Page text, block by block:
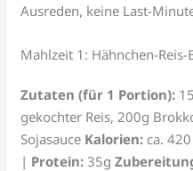
Ausreden, keine Last-
Mahlzeit 1: Hähnchen-Reis-
Zutaten (für 1 Portion):
gekochter Reis, 200g
Sojasauce Kalorien: ca.
| Protein: 35g